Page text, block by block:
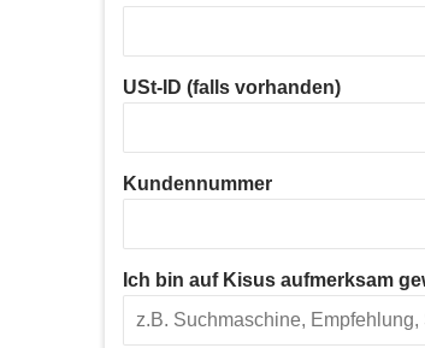
USt-ID (falls vorhanden)
Kundennummer
Ich bin auf Kisus aufmerksam